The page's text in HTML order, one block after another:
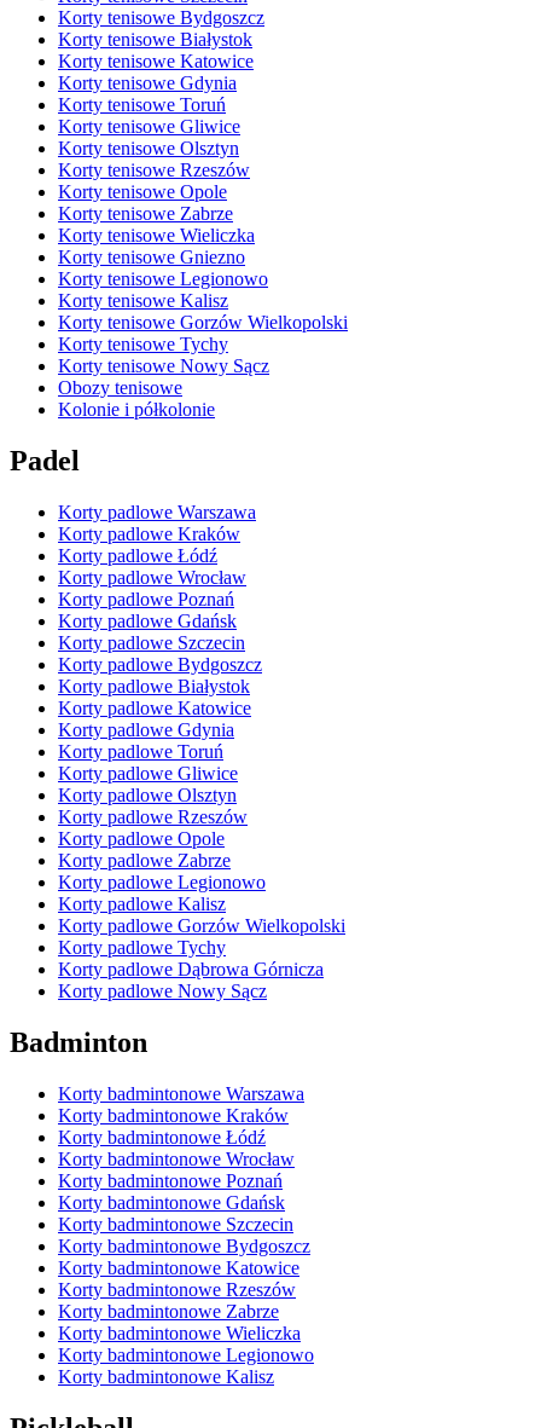
Korty tenisowe Bydgoszcz
Korty tenisowe Białystok
Korty tenisowe Katowice
Korty tenisowe Gdynia
Korty tenisowe Toruń
Korty tenisowe Gliwice
Korty tenisowe Olsztyn
Korty tenisowe Rzeszów
Korty tenisowe Opole
Korty tenisowe Zabrze
Korty tenisowe Wieliczka
Korty tenisowe Gniezno
Korty tenisowe Legionowo
Korty tenisowe Kalisz
Korty tenisowe Gorzów Wielkopolski
Korty tenisowe Tychy
Korty tenisowe Nowy Sącz
Obozy tenisowe
Kolonie i półkolonie
Padel
Korty padlowe Warszawa
Korty padlowe Kraków
Korty padlowe Łódź
Korty padlowe Wrocław
Korty padlowe Poznań
Korty padlowe Gdańsk
Korty padlowe Szczecin
Korty padlowe Bydgoszcz
Korty padlowe Białystok
Korty padlowe Katowice
Korty padlowe Gdynia
Korty padlowe Toruń
Korty padlowe Gliwice
Korty padlowe Olsztyn
Korty padlowe Rzeszów
Korty padlowe Opole
Korty padlowe Zabrze
Korty padlowe Legionowo
Korty padlowe Kalisz
Korty padlowe Gorzów Wielkopolski
Korty padlowe Tychy
Korty padlowe Dąbrowa Górnicza
Korty padlowe Nowy Sącz
Badminton
Korty badmintonowe Warszawa
Korty badmintonowe Kraków
Korty badmintonowe Łódź
Korty badmintonowe Wrocław
Korty badmintonowe Poznań
Korty badmintonowe Gdańsk
Korty badmintonowe Szczecin
Korty badmintonowe Bydgoszcz
Korty badmintonowe Katowice
Korty badmintonowe Rzeszów
Korty badmintonowe Zabrze
Korty badmintonowe Wieliczka
Korty badmintonowe Legionowo
Korty badmintonowe Kalisz